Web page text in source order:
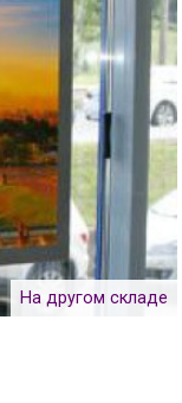
На другом складе